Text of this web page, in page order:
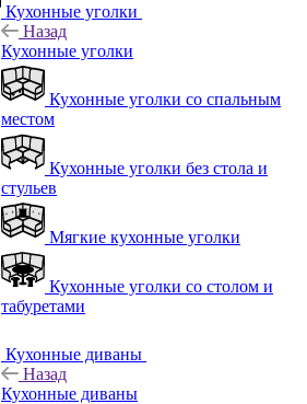
Кухонные уголки
Назад
Кухонные уголки
Кухонные уголки со спальным
местом
Кухонные уголки без стола и
стульев
Мягкие кухонные уголки
Кухонные уголки со столом и
табуретами
Кухонные диваны
Назад
Кухонные диваны